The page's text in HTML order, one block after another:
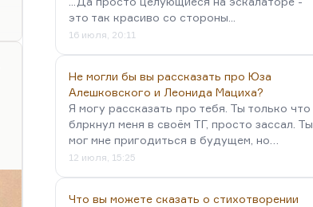
это так красиво со стороны...
16 июля, 20:11
Не могли бы вы рассказать про Юза
Алешковского и Леонида Мациха?
Я могу рассказать про тебя. Ты только что
блркнул меня в своём ТГ, просто зассал. Ты
мог мне пригодиться в будущем, но…
12 июля, 15:25
Что вы можете сказать о стихотворении